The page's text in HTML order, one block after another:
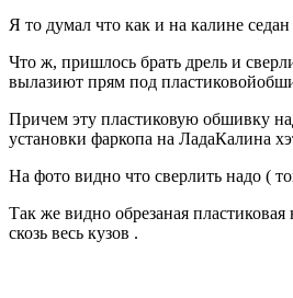
Я то думал что как и на калине
Что ж, пришлось брать дрель и
вылазиют прям под
Причем эту пластиковую обшивку
установки фаркопа на ЛадаКалина
На фото видно что сверлить надо (
Так же видно обрезаная
скозь весь кузов .